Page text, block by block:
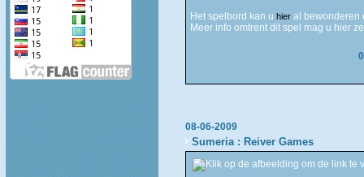
Het spelbord kan u hier al bewonderen
Meer info omtrent dit spel mag u hier
08-06-2009
Sumeria : Reiver Games